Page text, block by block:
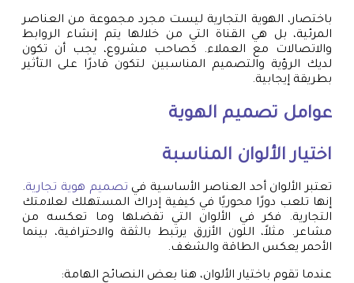
باختصار، الهوية التجارية ليست مجرد مجموعة من العناصر
المرئية، بل هي القناة التي من خلالها يتم إنشاء الروابط
والاتصالات مع العملاء. كصاحب مشروع، يجب أن تكون
لديك الرؤية والتصميم المناسبين لتكون قادرًا على التأثير
بطريقة إيجابية.
عوامل تصميم الهوية
اختيار الألوان المناسبة
تعتبر الألوان أحد العناصر الأساسية في تصميم هوية تجارية.
إنها تلعب دورًا محوريًا في كيفية إدراك المستهلك لعلامتك
التجارية. فكر في الألوان التي تفضلها وما تعكسه من
مشاعر. مثلاً، اللون الأزرق يرتبط بالثقة والاحترافية، بينما
الأحمر يعكس الطاقة والشغف.
عندما تقوم باختيار الألوان، هنا بعض النصائح الهامة: